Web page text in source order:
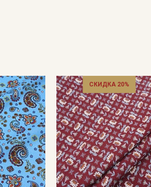
СКИДКА 20%